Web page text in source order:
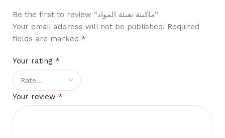
Be the first to review “ماكينة تعبئة المواد”
Your email address will not be published. Required
fields are marked *
Your rating *
Your review *